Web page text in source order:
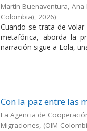
Martín Buenaventura, Ana
Colombia), 2026)
Cuando se trata de
metafórica, aborda la
narración sigue a Lola,
Con la paz entre las
La Agencia de
Migraciones, (OIM